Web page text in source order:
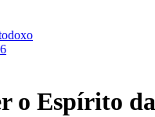
o Espírito